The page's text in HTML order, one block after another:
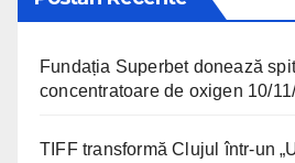
Fundația Superbet donează
concentratoare de oxigen 10/
TIFF transformă Clujul într-un